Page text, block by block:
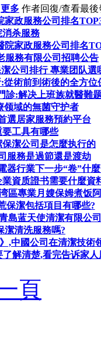
更多 作者回復/查看最後
家政服務公司排名
消杀服務
院家政服務公司排名
服務有限公司招聘公告
公司排行 專業团队選
術前到術後的全方位
診:解决上班族就醫難
领域的無菌守护者
選居家服務預約平台
工具有哪些
潔公司是怎麼执行的
服務是過節還是渡劫
器行業下一步“卷”什
資质證书需要什麼資
區專業月嫂保姆煮饭
保潔包括項目有哪些?
島蓝天使清潔有限公
潔清洗服務嗎?
,中國公司在清潔技術
解清楚,看完告诉家人
頁